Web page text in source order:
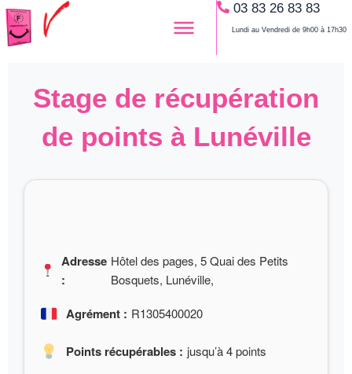
Aller
au
contenu
03 83 26 83 83
Lundi au Vendredi de 9h00 à 17h30
Stage de récupération
de points à Lunéville
Adresse
:
Hôtel des pages, 5 Quai des Petits
Bosquets, Lunéville,
Agrément : R1305400020
Points récupérables : jusqu’à 4 points